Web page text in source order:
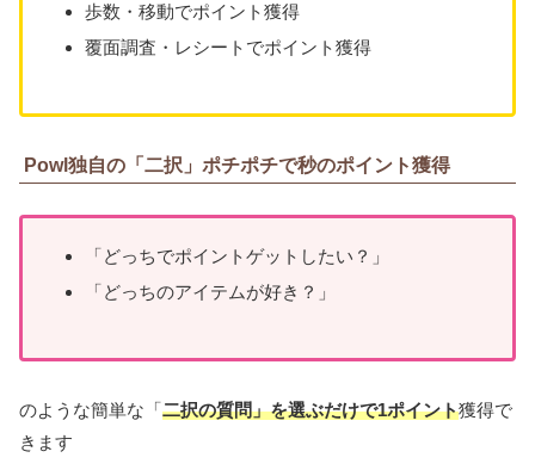
歩数・移動でポイント獲得
覆面調査・レシートでポイント獲得
Powl独自の「二択」ポチポチで秒のポイント獲得
「どっちでポイントゲットしたい？」
「どっちのアイテムが好き？」
のような簡単な「二択の質問」を選ぶだけで1ポイント獲得で
きます